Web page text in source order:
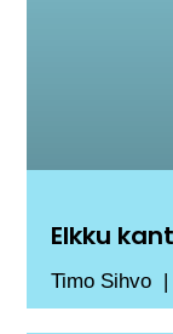
Elkku
Timo Sihvo